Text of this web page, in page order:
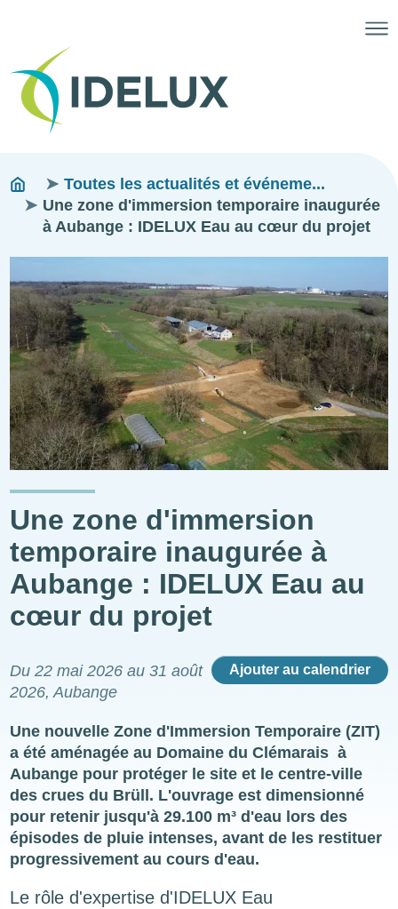
Fils
d'ariane
You
are
here:
Toutes les actualités et événeme...
Une zone d'immersion temporaire inaugurée
à Aubange : IDELUX Eau au cœur du projet
Une zone d'immersion
temporaire inaugurée à
Aubange : IDELUX Eau au
cœur du projet
Ajouter au calendrier
Du22 mai 2026 au31 août
2026, Aubange
Une nouvelle Zone d'Immersion Temporaire (ZIT)
a été aménagée au Domaine du Clémarais à
Aubange pour protéger le site et le centre-ville
des crues du Brüll. L'ouvrage est dimensionné
pour retenir jusqu'à 29.100 m³ d'eau lors des
épisodes de pluie intenses, avant de les restituer
progressivement au cours d'eau.
Le rôle d'expertise d'IDELUX Eau